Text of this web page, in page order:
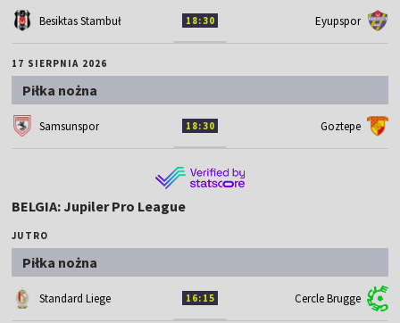
Besiktas Stambuł 18:30 Eyupspor
17 SIERPNIA 2026
Piłka nożna
Samsunspor 18:30 Goztepe
BELGIA: Jupiler Pro League
JUTRO
Piłka nożna
Standard Liege 16:15 Cercle Brugge